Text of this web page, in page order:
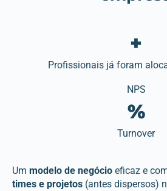
Profissionais já foram
+
NPS
Turnover
%
Um modelo de negócio eficaz e
times e projetos (antes dispersos)